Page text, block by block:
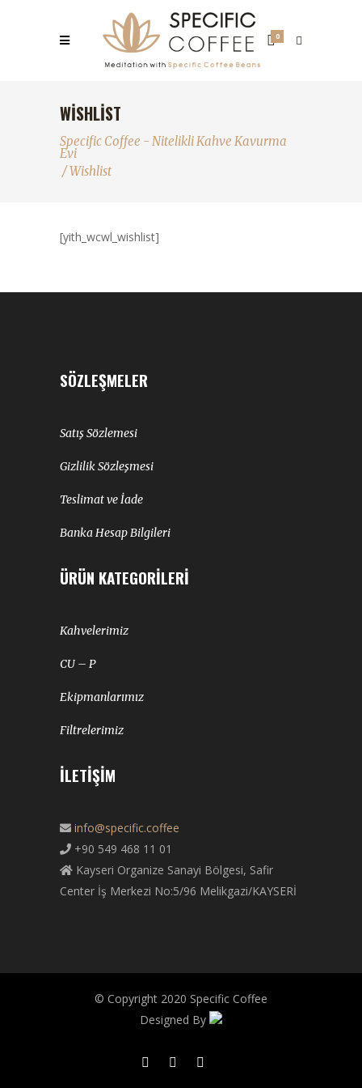
0
WISHLIST
Specific Coffee - Nitelikli Kahve Kavurma
Evi
/Wishlist
[yith_wcwl_wishlist]
SÖZLEŞMELER
Satış Sözlemesi
Gizlilik Sözleşmesi
Teslimat ve İade
Banka Hesap Bilgileri
ÜRÜN KATEGORILERI
Kahvelerimiz
CU – P
Ekipmanlarımız
Filtrelerimiz
İLETIŞIM
info@specific.coffee
+90 549 468 11 01
Kayseri Organize Sanayi Bölgesi, Safir
Center İş Merkezi No:5/96 Melikgazi/KAYSERİ
© Copyright 2020 Specific Coffee
Designed By